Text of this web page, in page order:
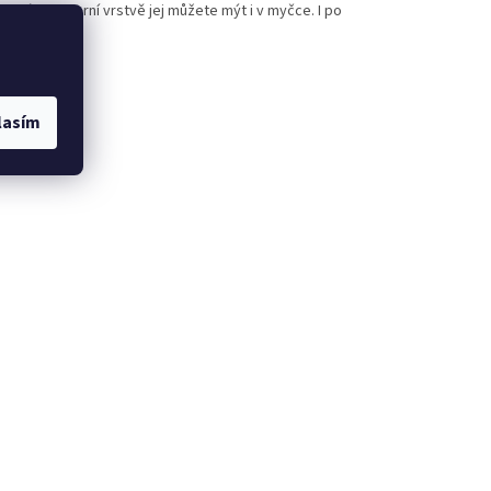
polymerní vrstvě jej můžete mýt i v myčce. I po